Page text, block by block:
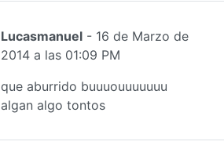
Lucasmanuel - 16 de Marzo de
2014 a las 01:09 PM
que aburrido buuuouuuuuuu
algan algo tontos